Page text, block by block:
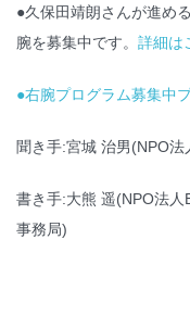
●久保田靖朗さんが進め
腕を募集中です。 詳細は
●右腕プログラム募集中
聞き手:宮城 治男(NPO
書き手:大熊 遥(NPO法人
事務局)